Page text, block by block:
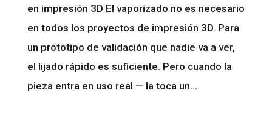
en impresión 3D El vaporizado no es necesario
en todos los proyectos de impresión 3D. Para
un prototipo de validación que nadie va a ver,
el lijado rápido es suficiente. Pero cuando la
pieza entra en uso real — la toca un...